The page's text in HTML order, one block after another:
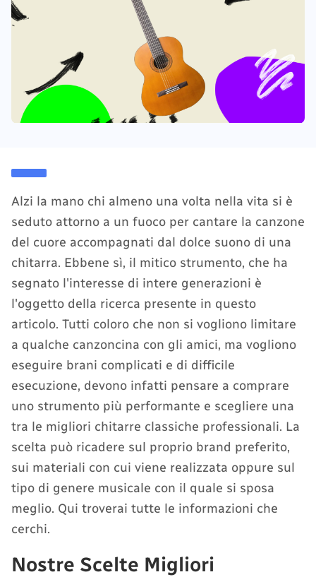
Alzi la mano chi almeno una volta nella vita si è
seduto attorno a un fuoco per cantare la canzone
del cuore accompagnati dal dolce suono di una
chitarra. Ebbene sì, il mitico strumento, che ha
segnato l'interesse di intere generazioni è
l'oggetto della ricerca presente in questo
articolo. Tutti coloro che non si vogliono limitare
a qualche canzoncina con gli amici, ma vogliono
eseguire brani complicati e di difficile
esecuzione, devono infatti pensare a comprare
uno strumento più performante e scegliere una
tra le migliori chitarre classiche professionali. La
scelta può ricadere sul proprio brand preferito,
sui materiali con cui viene realizzata oppure sul
tipo di genere musicale con il quale si sposa
meglio. Qui troverai tutte le informazioni che
cerchi.
Nostre Scelte Migliori